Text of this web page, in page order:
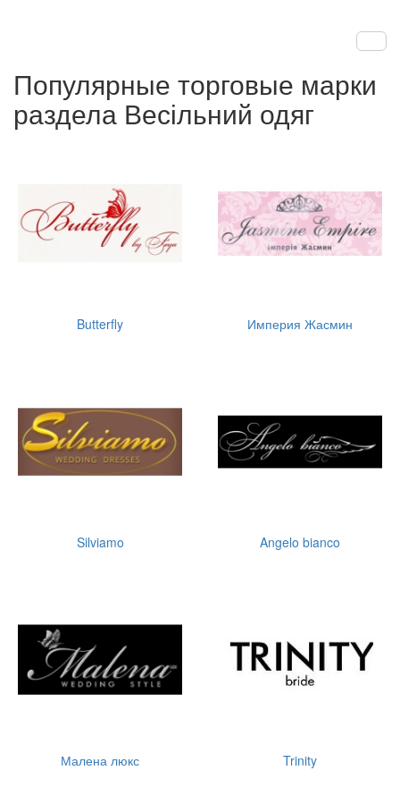
Популярные торговые марки
раздела Весільний одяг
Butterfly Империя Жасмин
Silviamo Angelo bianco
Малена люкс Trinity